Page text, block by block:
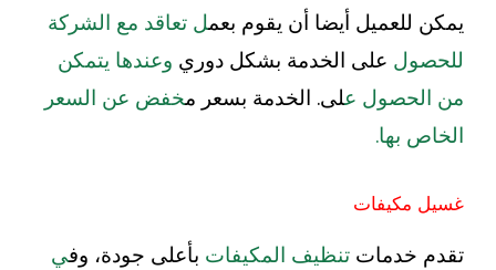
يمكن للعميل أيضا أن يقوم بعمل تعاقد مع الشركة
للحصول على الخدمة بشكل دوري وعندها يتمكن
من الحصول على. الخدمة بسعر مخفض عن السعر
الخاص بها.
غسيل مكيفات
تقدم خدماتتنظيف المكيفات بأعلى جودة، وفي